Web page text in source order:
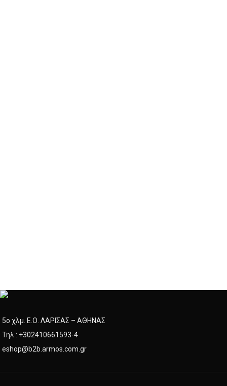
5ο χλμ. Ε.Ο. ΛΑΡΙΣΑΣ – ΑΘΗΝΑΣ
Τηλ.: +302410661593-4
eshop@b2b.armos.com.gr